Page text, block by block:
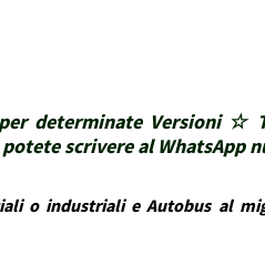
determinate Versioni ☆
scrivere al WhatsApp
o industriali e Autobus al